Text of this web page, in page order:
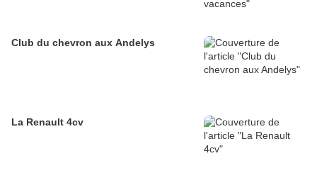
Club du chevron aux Andelys
La Renault 4cv